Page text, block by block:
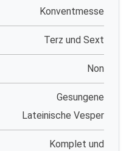
Konventmesse
Terz und Sext
Non
Gesungene
Lateinische Vesper
Komplet und